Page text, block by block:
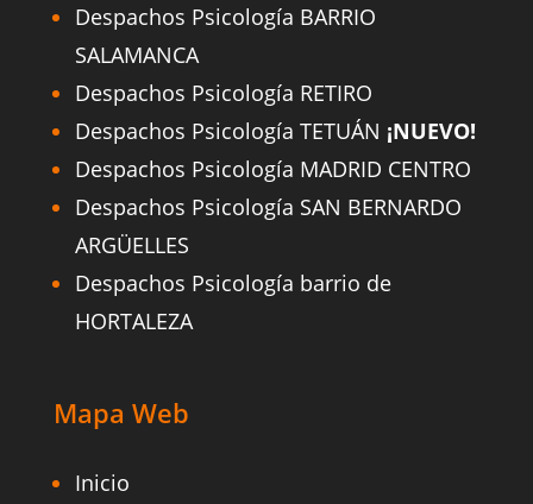
Despachos Psicología BARRIO
SALAMANCA
Despachos Psicología RETIRO
Despachos Psicología TETUÁN ¡NUEVO!
Despachos Psicología MADRID CENTRO
Despachos Psicología SAN BERNARDO
ARGÜELLES
Despachos Psicología barrio de
HORTALEZA
Mapa Web
Inicio